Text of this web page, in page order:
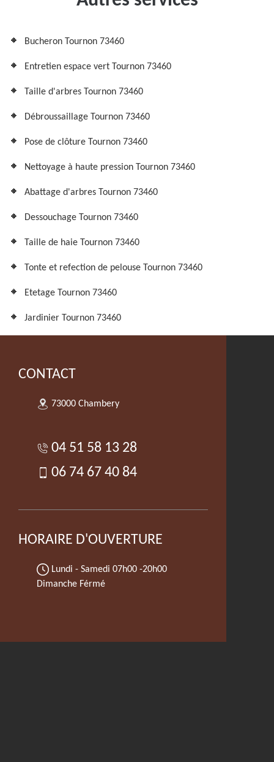
Bucheron Tournon 73460
Entretien espace vert Tournon 73460
Taille d'arbres Tournon 73460
Débroussaillage Tournon 73460
Pose de clôture Tournon 73460
Nettoyage à haute pression Tournon 73460
Abattage d'arbres Tournon 73460
Dessouchage Tournon 73460
Taille de haie Tournon 73460
Tonte et refection de pelouse Tournon 73460
Etetage Tournon 73460
Jardinier Tournon 73460
CONTACT
73000 Chambery
04 51 58 13 28
06 74 67 40 84
HORAIRE D'OUVERTURE
Lundi - Samedi 07h00 -20h00
Dimanche Férmé